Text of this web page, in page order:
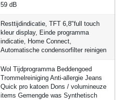
59 dB
Resttijdindicatie, TFT 6,8"full touch
kleur display, Einde programma
indicatie, Home Connect,
Automatische condensorfilter reinigen
Wol Tijdprogramma Beddengoed
Trommelreiniging Anti-allergie Jeans
Quick pro katoen Dons / volumineuze
items Gemengde was Synthetisch